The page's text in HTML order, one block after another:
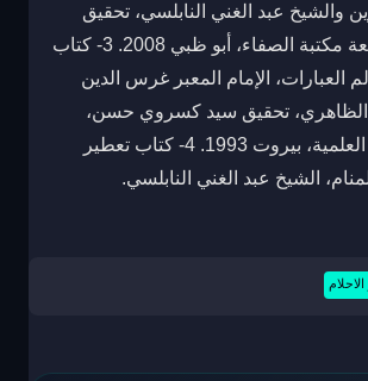
والشيخ عبد الغني النابلسي، تحقيق
باسل بريدي، طبعة مكتبة الصفاء، أبو ظبي 2008. 3- كتاب
العبارات، الإمام المعبر غرس الدين
تحقيق سيد كسروي حسن،
طبعة درا الكتب العلمية، بيروت 1993. 4- كتاب تعطير
الشيخ عبد الغني النابلسي.